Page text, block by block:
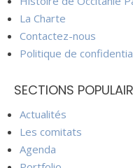
La Charte
Contactez-nous
Politique de
SECTIONS
Actualités
Les comitats
Agenda